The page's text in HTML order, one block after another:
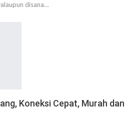
disana…
Koneksi Cepat, Murah dan